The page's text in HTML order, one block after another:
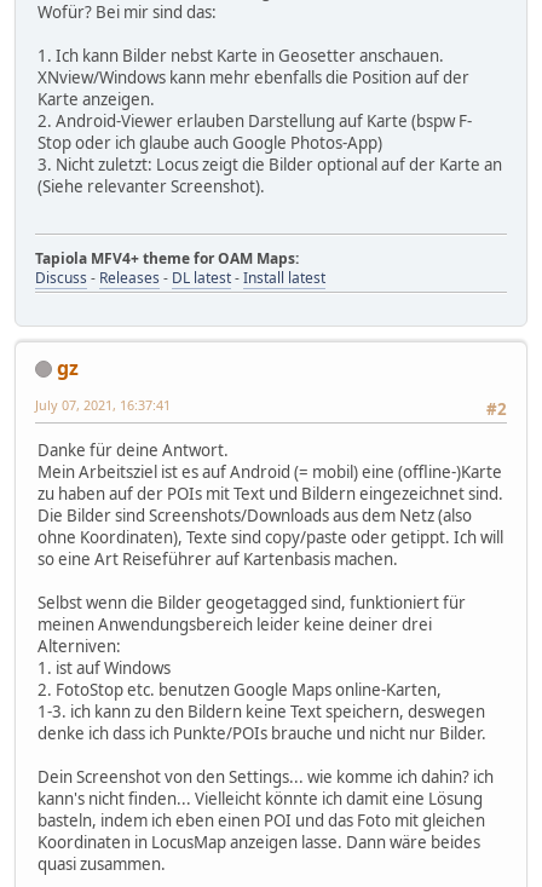
Wofür? Bei mir sind das:
1. Ich kann Bilder nebst Karte in Geosetter anschauen.
XNview/Windows kann mehr ebenfalls die Position auf der
Karte anzeigen.
2. Android-Viewer erlauben Darstellung auf Karte (bspw F-
Stop oder ich glaube auch Google Photos-App)
3. Nicht zuletzt: Locus zeigt die Bilder optional auf der Karte an
(Siehe relevanter Screenshot).
Tapiola MFV4+ theme for OAM Maps:
Discuss - Releases - DL latest-Install latest
gz
#2
July 07, 2021, 16:37:41
Danke für deine Antwort.
Mein Arbeitsziel ist es auf Android (= mobil) eine (offline-)Karte
zu haben auf der POIs mit Text und Bildern eingezeichnet sind.
Die Bilder sind Screenshots/Downloads aus dem Netz (also
ohne Koordinaten), Texte sind copy/paste oder getippt. Ich will
so eine Art Reiseführer auf Kartenbasis machen.
Selbst wenn die Bilder geogetagged sind, funktioniert für
meinen Anwendungsbereich leider keine deiner drei
Alterniven:
1. ist auf Windows
2. FotoStop etc. benutzen Google Maps online-Karten,
1-3. ich kann zu den Bildern keine Text speichern, deswegen
denke ich dass ich Punkte/POIs brauche und nicht nur Bilder.
Dein Screenshot von den Settings... wie komme ich dahin? ich
kann's nicht finden... Vielleicht könnte ich damit eine Lösung
basteln, indem ich eben einen POI und das Foto mit gleichen
Koordinaten in LocusMap anzeigen lasse. Dann wäre beides
quasi zusammen.